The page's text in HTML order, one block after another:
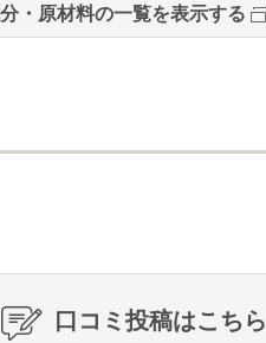
・原材料の一覧を表示する
口コミ投稿はこちら